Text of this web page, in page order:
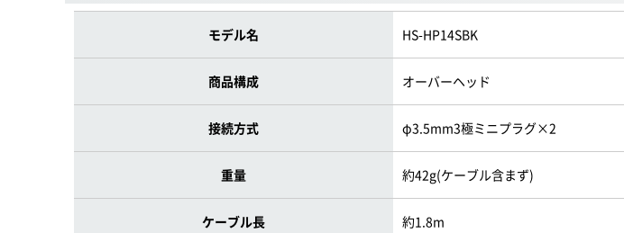
モデル名 HS-HP14SBK
商品構成 オーバーヘッド
接続方式 φ3.5mm3極ミニプラグ×2
重量 約42g(ケーブル含まず)
ケーブル長 約1.8m